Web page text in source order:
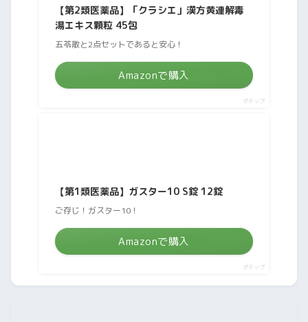
【第2類医薬品】「クラシエ」漢方黄連解毒
湯エキス顆粒 45包
五苓散と2点セットであると安心！
Amazonで購入
ポチップ
【第1類医薬品】ガスター10 S錠 12錠
ご存じ！ガスター10！
Amazonで購入
ポチップ